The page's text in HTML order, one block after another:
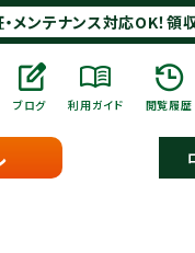
メンテナンス対応OK！領
ブログ 利用ガイド 閲覧履歴